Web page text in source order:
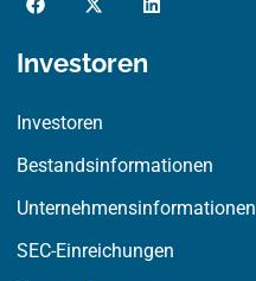
a
b
k
-
i
e
i
Investoren
Investoren
Bestandsinformationen
Unternehmensinformationen
SEC-Einreichungen